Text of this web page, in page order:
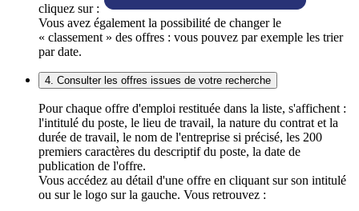
cliquez sur :
Vous avez également la possibilité de changer le
« classement » des offres : vous pouvez par exemple les trier
par date.
4. Consulter les offres issues de votre recherche
Pour chaque offre d'emploi restituée dans la liste, s'affichent :
l'intitulé du poste, le lieu de travail, la nature du contrat et la
durée de travail, le nom de l'entreprise si précisé, les 200
premiers caractères du descriptif du poste, la date de
publication de l'offre.
Vous accédez au détail d'une offre en cliquant sur son intitulé
ou sur le logo sur la gauche. Vous retrouvez :